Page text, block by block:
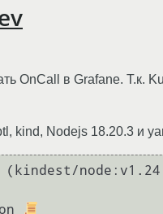
OnCall в Grafane. Т.к.
kind, Nodejs 18.20.3 и
(kindest/